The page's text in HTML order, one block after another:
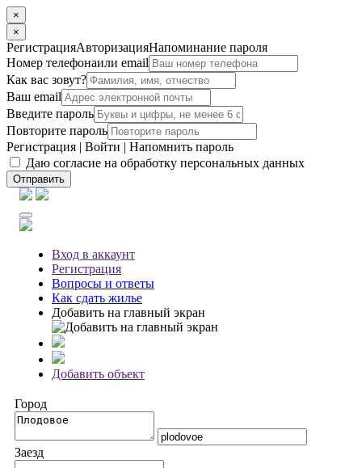
×
×
РегистрацияАвторизацияНапоминание пароля
Номер телефонаили email
Как вас зовут?
Ваш email
Введите пароль
Повторите пароль
Регистрация | Войти | Напомнить пароль
Даю согласие на обработку персональных данных
Отправить
Вход в аккаунт
Регистрация
Вопросы и ответы
Как сдать жилье
Добавить на главный экран
Добавить объект
Город
Заезд